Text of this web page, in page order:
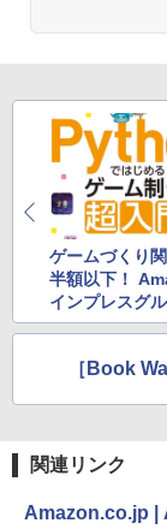
ゲームづくり
半額以下！
インプレスグ
Kindle本がセ
［Book
関連リンク
Amazon.co.jp |